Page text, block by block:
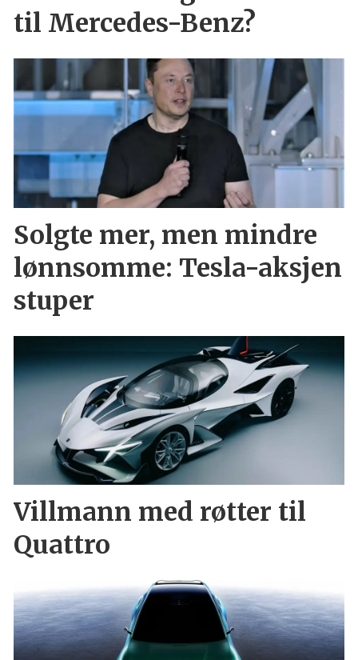
til Mercedes-Benz?
Solgte mer, men mindre
lønnsomme: Tesla-aksjen
stuper
Villmann med røtter til
Quattro